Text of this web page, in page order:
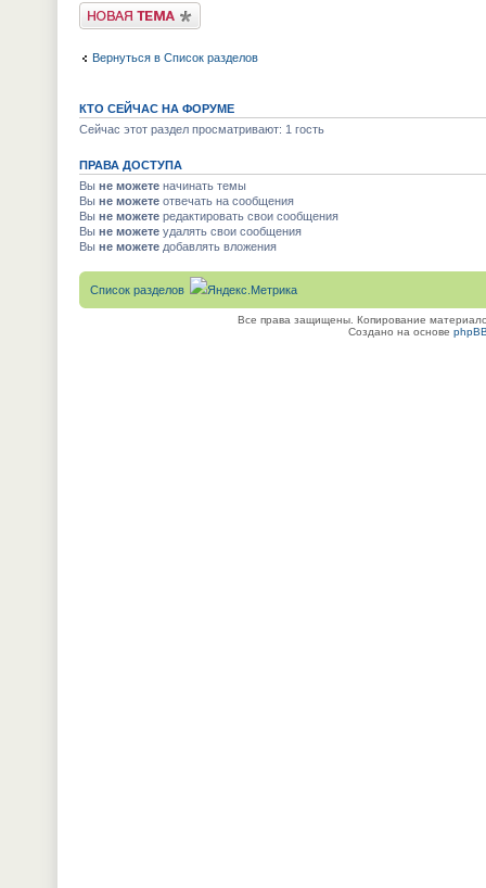
Новая тема
Вернуться в Список разделов
КТО СЕЙЧАС НА ФОРУМЕ
Сейчас этот раздел просматривают: 1 гость
ПРАВА ДОСТУПА
Вы не можетеначинать темы
Вы не можетеотвечать на сообщения
Вы не можетередактировать свои сообщения
Вы не можетеудалять свои сообщения
Вы не можетедобавлять вложения
Список разделов
Все права защищены. Копирование
Создано на основе